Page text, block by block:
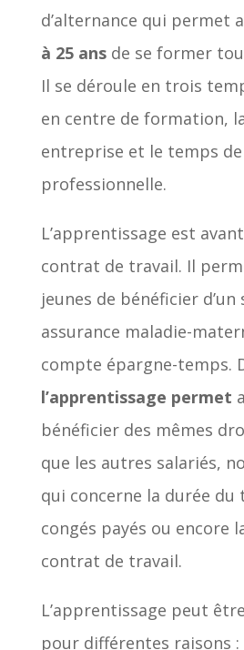
d’alternance qui permet
à 25 ansde se former
Il se déroule en trois
en centre de formation,
entreprise et le temps
professionnelle.
L’apprentissage est
contrat de travail. Il
jeunes de bénéficier d’un
assurance maladie-
compte épargne-temps.
l’apprentissage permet
bénéficier des mêmes
que les autres salariés,
qui concerne la durée du
congés payés ou encore
contrat de travail.
L’apprentissage peut
pour différentes raisons :